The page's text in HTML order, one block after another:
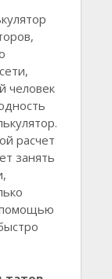
человек
расчет
занять
помощью